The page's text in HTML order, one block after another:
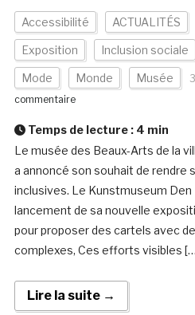
Accessibilité ACTUALITÉS
Exposition Inclusion sociale
Mode Monde Musée
commentaire
Temps de lecture : 4 min
Le musée des Beaux-Arts de la
a annoncé son souhait de rendre
inclusives. Le Kunstmuseum Den
lancement de sa nouvelle
pour proposer des cartels avec
complexes, Ces efforts visibles
Lire la suite →